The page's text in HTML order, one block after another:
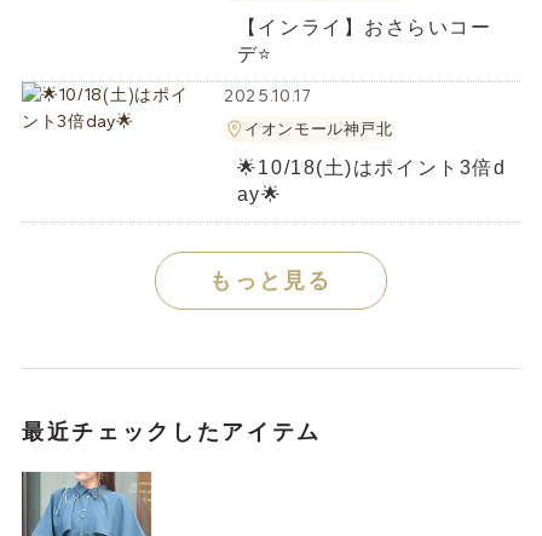
【インライ】おさらいコー
デ⭐️
2025.10.17
イオンモール神戸北
🌟10/18(土)はポイント3倍d
ay🌟
もっと見る
最近チェックしたアイテム